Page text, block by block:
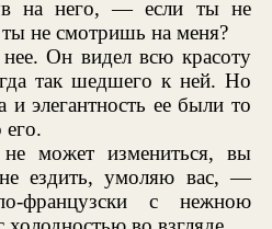
на него, — если ты не
не смотришь на меня?
Он видел всю красоту
так шедшего к ней. Но
и элегантность ее были то
его.
может измениться, вы
ездить, умоляю вас, —
французски с нежною